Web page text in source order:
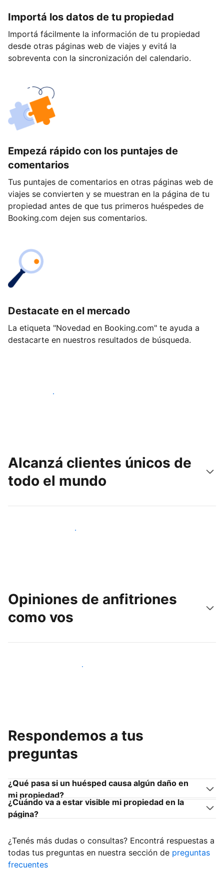
Importá los datos de tu propiedad
Importá fácilmente la información de tu propiedad
desde otras páginas web de viajes y evitá la
sobreventa con la sincronización del calendario.
Empezá rápido con los puntajes de
comentarios
Tus puntajes de comentarios en otras páginas web de
viajes se convierten y se muestran en la página de tu
propiedad antes de que tus primeros huéspedes de
Booking.com dejen sus comentarios.
Destacate en el mercado
La etiqueta "Novedad en Booking.com" te ayuda a
destacarte en nuestros resultados de búsqueda.
Empezá hoy mismo
Alcanzá clientes únicos de
todo el mundo
Llegá a huéspedes nuevos hoy
Opiniones de anfitriones
como vos
Unite a otros anfitriones como vos
Respondemos a tus
preguntas
¿Qué pasa si un huésped causa algún daño en
mi propiedad?
¿Cuándo va a estar visible mi propiedad en la
página?
¿Tenés más dudas o consultas? Encontrá respuestas a
todas tus preguntas en nuestra sección de preguntas
frecuentes